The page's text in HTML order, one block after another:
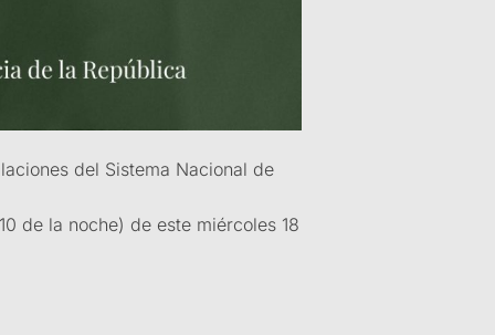
del Sistema Nacional de
de la noche) de este miércoles 18